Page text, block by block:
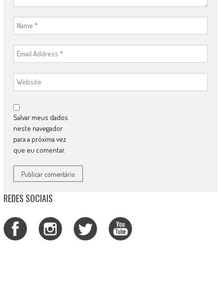
Salvar meus dados
neste navegador
para a próxima vez
que eu comentar.
REDES SOCIAIS